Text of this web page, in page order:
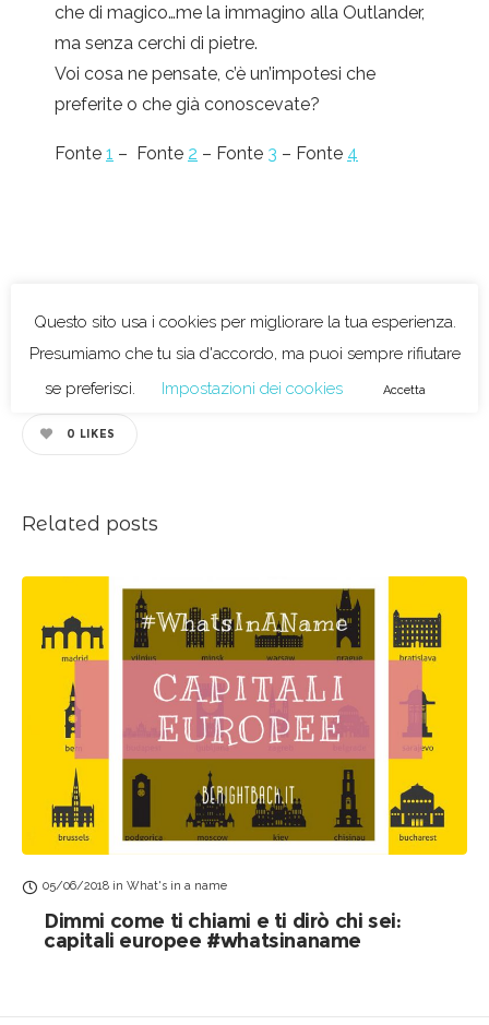
che di magico…me la immagino alla Outlander,
ma senza cerchi di pietre.
Voi cosa ne pensate, c’è un’impotesi che
preferite o che già conoscevate?
Fonte 1 – Fonte 2 – Fonte 3 – Fonte 4
TOPONIMO
0
0 LIKES
Related posts
05/06/2018 in What's in a name
Dimmi come ti chiami e ti dirò chi sei:
capitali europee #whatsinaname